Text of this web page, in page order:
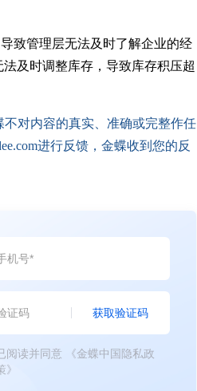
致管理层无法及时了解企业的经
及时调整库存，导致库存积压超
对内容的真实、准确或完整作任
进行反馈，金蝶收到您的反
获取验证码
阅读并同意
《金蝶中国隐私政
》